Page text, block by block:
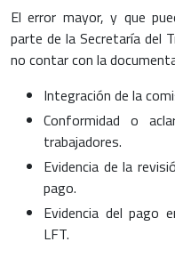
El error mayor, y que
parte de la Secretaría del
no contar con la
Integración de la
Conformidad o
trabajadores.
Evidencia de la
pago.
Evidencia del pago
LFT.